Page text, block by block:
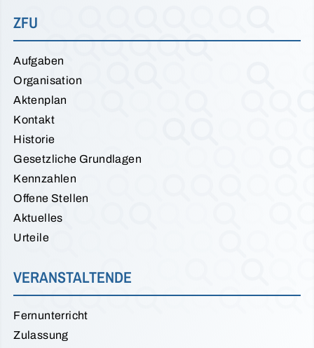
ZFU
Aufgaben
Organisation
Aktenplan
Kontakt
Historie
Gesetzliche Grundlagen
Kennzahlen
Offene Stellen
Aktuelles
Urteile
VERANSTALTENDE
Fernunterricht
Zulassung